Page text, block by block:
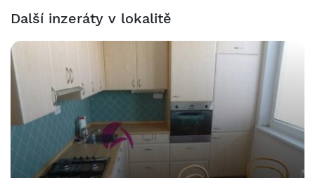
Další inzeráty v lokalitě